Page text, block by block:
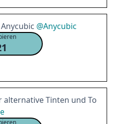
@Anycubic
alternative Tinten und To